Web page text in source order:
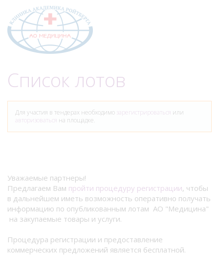
Список лотов
Для участия в тендерах необходимо зарегистрироваться или
авторизоваться на площадке.
Уважаемые партнеры!
Предлагаем Вам пройти процедуру регистрации, чтобы
в дальнейшем иметь возможность оперативно получать
информацию по опубликованным лотам АО "Медицина"
на закупаемые товары и услуги.
Процедура регистрации и предоставление
коммерческих предложений является бесплатной.